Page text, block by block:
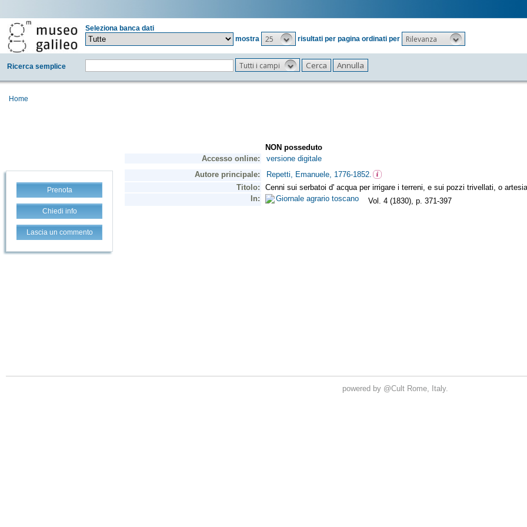
Seleziona banca dati
mostra
25 risultati per pagina ordinati per Rilevanza
Ricerca semplice Tutti i campi
Home
Prenota
Chiedi info
Lascia un commento
powered by @Cult Rome, Italy.